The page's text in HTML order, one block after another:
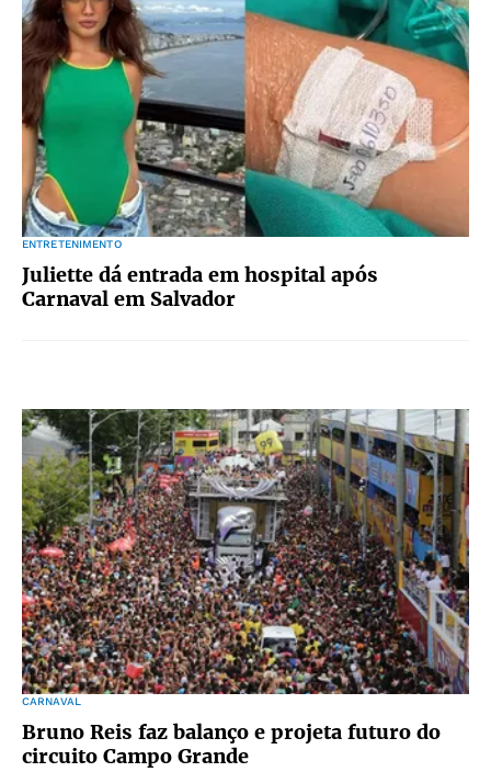
ENTRETENIMENTO
Juliette dá entrada em hospital após
Carnaval em Salvador
CARNAVAL
Bruno Reis faz balanço e projeta futuro do
circuito Campo Grande